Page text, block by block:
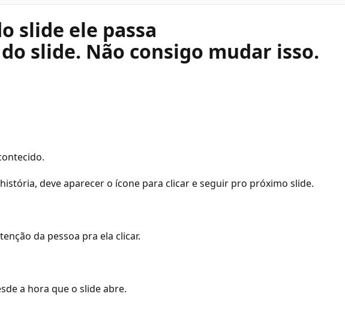
slide ele passa
slide. Não consigo mudar isso.
deve aparecer o ícone para clicar e seguir pro próximo slide.
da pessoa pra ela clicar.
a hora que o slide abre.